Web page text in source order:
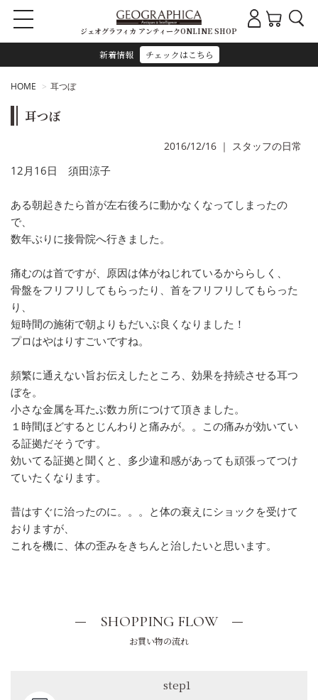
新着情報 チェックはこちら
ジェオグラフィカ アンティークONLINE SHOP
HOME 耳つぼ
耳つぼ
2016/12/16 ｜ スタッフの日常
12月16日 須田涼子
ある朝起きたら首が左右後ろに動かなくなってしまったの
で、
数年ぶりに接骨院へ行きました。
痛むのは首ですが、原因は体がねじれているかららしく、
骨盤をフリフリしてもらったり、首をフリフリしてもらった
り、
短時間の施術で朝よりもだいぶ良くなりました！
プロはやはりすごいですね。
頻繁に通えない旨お伝えしたところ、効果を持続させる耳つ
ぼを。
小さな金属を耳たぶ数カ所につけて頂きました。
１時間ほどするとじんわりと痛みが。。この痛みが効いてい
る証拠だそうです。
効いてる証拠と聞くと、多少違和感があっても頑張ってつけ
ていたくなります。
昔はすぐに治ったのに。。。と体の衰えにショックを受けて
おりますが、
これを機に、体の歪みをきちんと治したいと思います。
SHOPPING FLOW
お買い物の流れ
step1